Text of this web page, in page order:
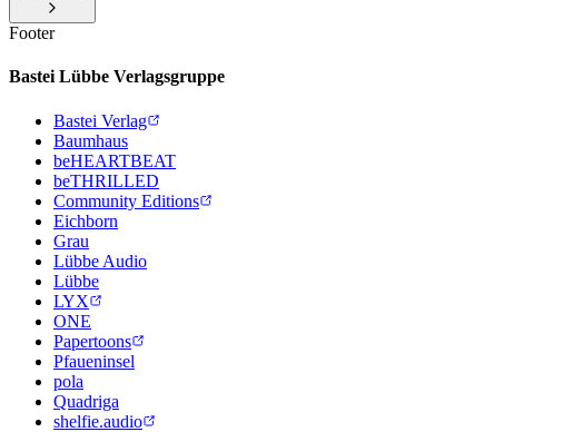
Footer
Bastei Lübbe Verlagsgruppe
Bastei Verlag
Baumhaus
beHEARTBEAT
beTHRILLED
Community Editions
Eichborn
Grau
Lübbe Audio
Lübbe
LYX
ONE
Papertoons
Pfaueninsel
pola
Quadriga
shelfie.audio